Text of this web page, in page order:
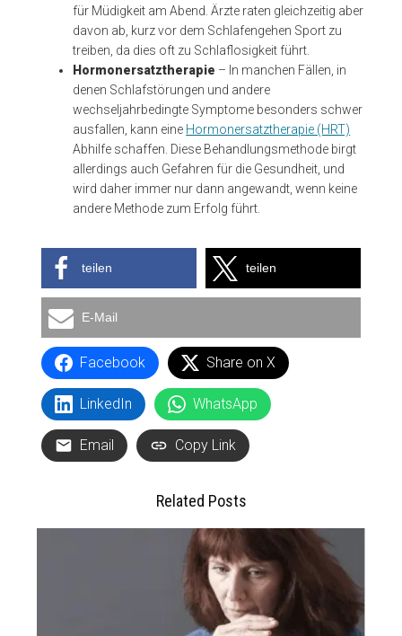
für Müdigkeit am Abend. Ärzte raten gleichzeitig aber
davon ab, kurz vor dem Schlafengehen Sport zu
treiben, da dies oft zu Schlaflosigkeit führt.
Hormonersatztherapie – In manchen Fällen, in
denen Schlafstörungen und andere
wechseljahrbedingte Symptome besonders schwer
ausfallen, kann eine Hormonersatztherapie (HRT)
Abhilfe schaffen. Diese Behandlungsmethode birgt
allerdings auch Gefahren für die Gesundheit, und
wird daher immer nur dann angewandt, wenn keine
andere Methode zum Erfolg führt.
teilen teilen
E-Mail
Facebook Share on X
LinkedIn WhatsApp
Email Copy Link
Related Posts